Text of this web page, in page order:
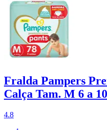
Fralda Pampers
Calça Tam. M 6 a
4.8